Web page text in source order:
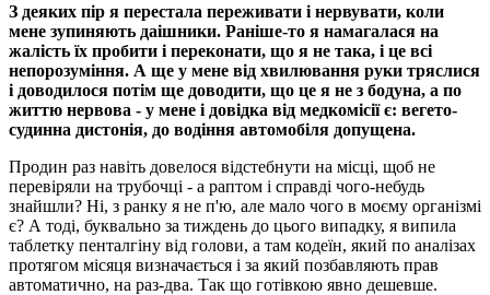
З деяких пір я перестала переживати і нервувати, коли
мене зупиняють даішники. Раніше-то я намагалася на
жалість їх пробити і переконати, що я не така, і це всі
непорозуміння. А ще у мене від хвилювання руки тряслися
і доводилося потім ще доводити, що це я не з бодуна, а по
життю нервова - у мене і довідка від медкомісії є: вегето-
судинна дистонія, до водіння автомобіля допущена.
Продин раз навіть довелося відстебнути на місці, щоб не
перевіряли на трубочці - а раптом і справді чого-небудь
знайшли? Ні, з ранку я не п'ю, але мало чого в моєму організмі
є? А тоді, буквально за тиждень до цього випадку, я випила
таблетку пенталгіну від голови, а там кодеїн, який по аналізах
протягом місяця визначається і за який позбавляють прав
автоматично, на раз-два. Так що готівкою явно дешевше.